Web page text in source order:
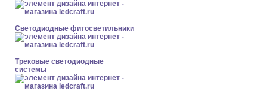
Светодиодные фитосветильники
Трековые светодиодные
системы